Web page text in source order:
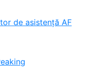
de asistență AF